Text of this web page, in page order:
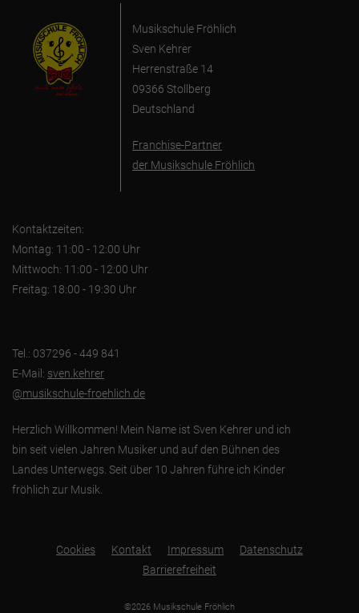
Musikschule Fröhlich
Sven Kehrer
Herrenstraße 14
09366 Stollberg
Deutschland
Franchise-Partner
der Musikschule Fröhlich
Kontaktzeiten:
Montag: 11:00 - 12:00 Uhr
Mittwoch: 11:00 - 12:00 Uhr
Freitag: 18:00 - 19:30 Uhr
Tel.: 037296 - 449 841
E-Mail: sven.kehrer
@musikschule-froehlich.de
Herzlich Willkommen! Mein Name ist Sven Kehrer und ich
bin seit vielen Jahren Musiker und auf den Bühnen des
Landes Unterwegs. Seit über 10 Jahren führe ich Kinder
fröhlich zur Musik.
Cookies Kontakt Impressum
Datenschutz
Barrierefreiheit
©2026 Musikschule Fröhlich